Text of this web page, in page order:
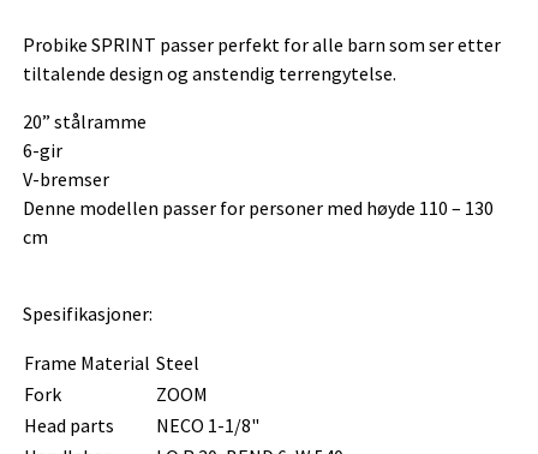
Probike SPRINT passer perfekt for alle barn som ser etter
tiltalende design og anstendig terrengytelse.
20” stålramme
6-gir
V-bremser
Denne modellen passer for personer med høyde 110 – 130
cm
Spesifikasjoner:
Frame Material Steel
Fork
ZOOM
Head parts
NECO 1-1/8"